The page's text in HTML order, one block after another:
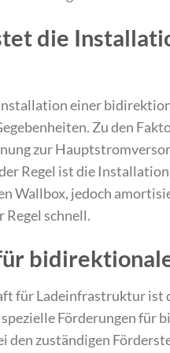
die
einer
Zu den
zur
Regel ist die
Wallbox, jedoch
Regel schnell.
für Ladeinfrastruktur ist
Förderungen für
den zuständigen